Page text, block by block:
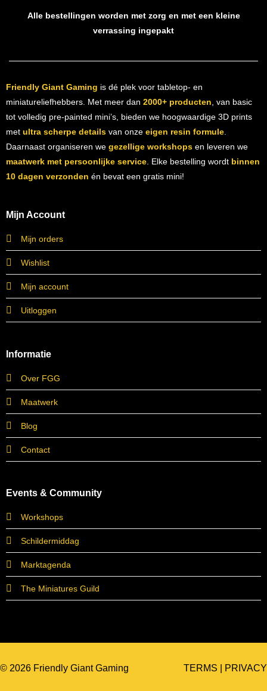
Alle bestellingen worden met zorg en met een kleine
verrassing ingepakt
Friendly Giant Gaming is dé plek voor tabletop- en
miniatureliefhebbers. Met meer dan 2000+ producten , van basic
tot volledig pre-painted mini’s, bieden we hoogwaardige 3D prints
met ultra scherpe detailsvan onze eigen resin formule.
Daarnaast organiseren we gezellige workshopsen leveren we
maatwerk met persoonlijke service. Elke bestelling wordt binnen
10 dagen verzonden én bevat een gratis mini!
Mijn Account
Mijn orders
Wishlist
Mijn account
Uitloggen
Informatie
Over FGG
Maatwerk
Blog
Contact
Events & Community
Workshops
Schildermiddag
Marktagenda
The Miniatures Guild
© 2026 Friendly Giant Gaming TERMS PRIVACY